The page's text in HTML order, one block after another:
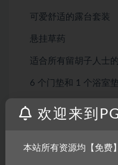
可爱舒适的露台套装
悬挂草药
适合所有留胡子人士
6 个门垫和 1 个浴室垫
纸币堆、收银机、商
人体模型和衣架
欢迎来到
本站所有资源均【免费